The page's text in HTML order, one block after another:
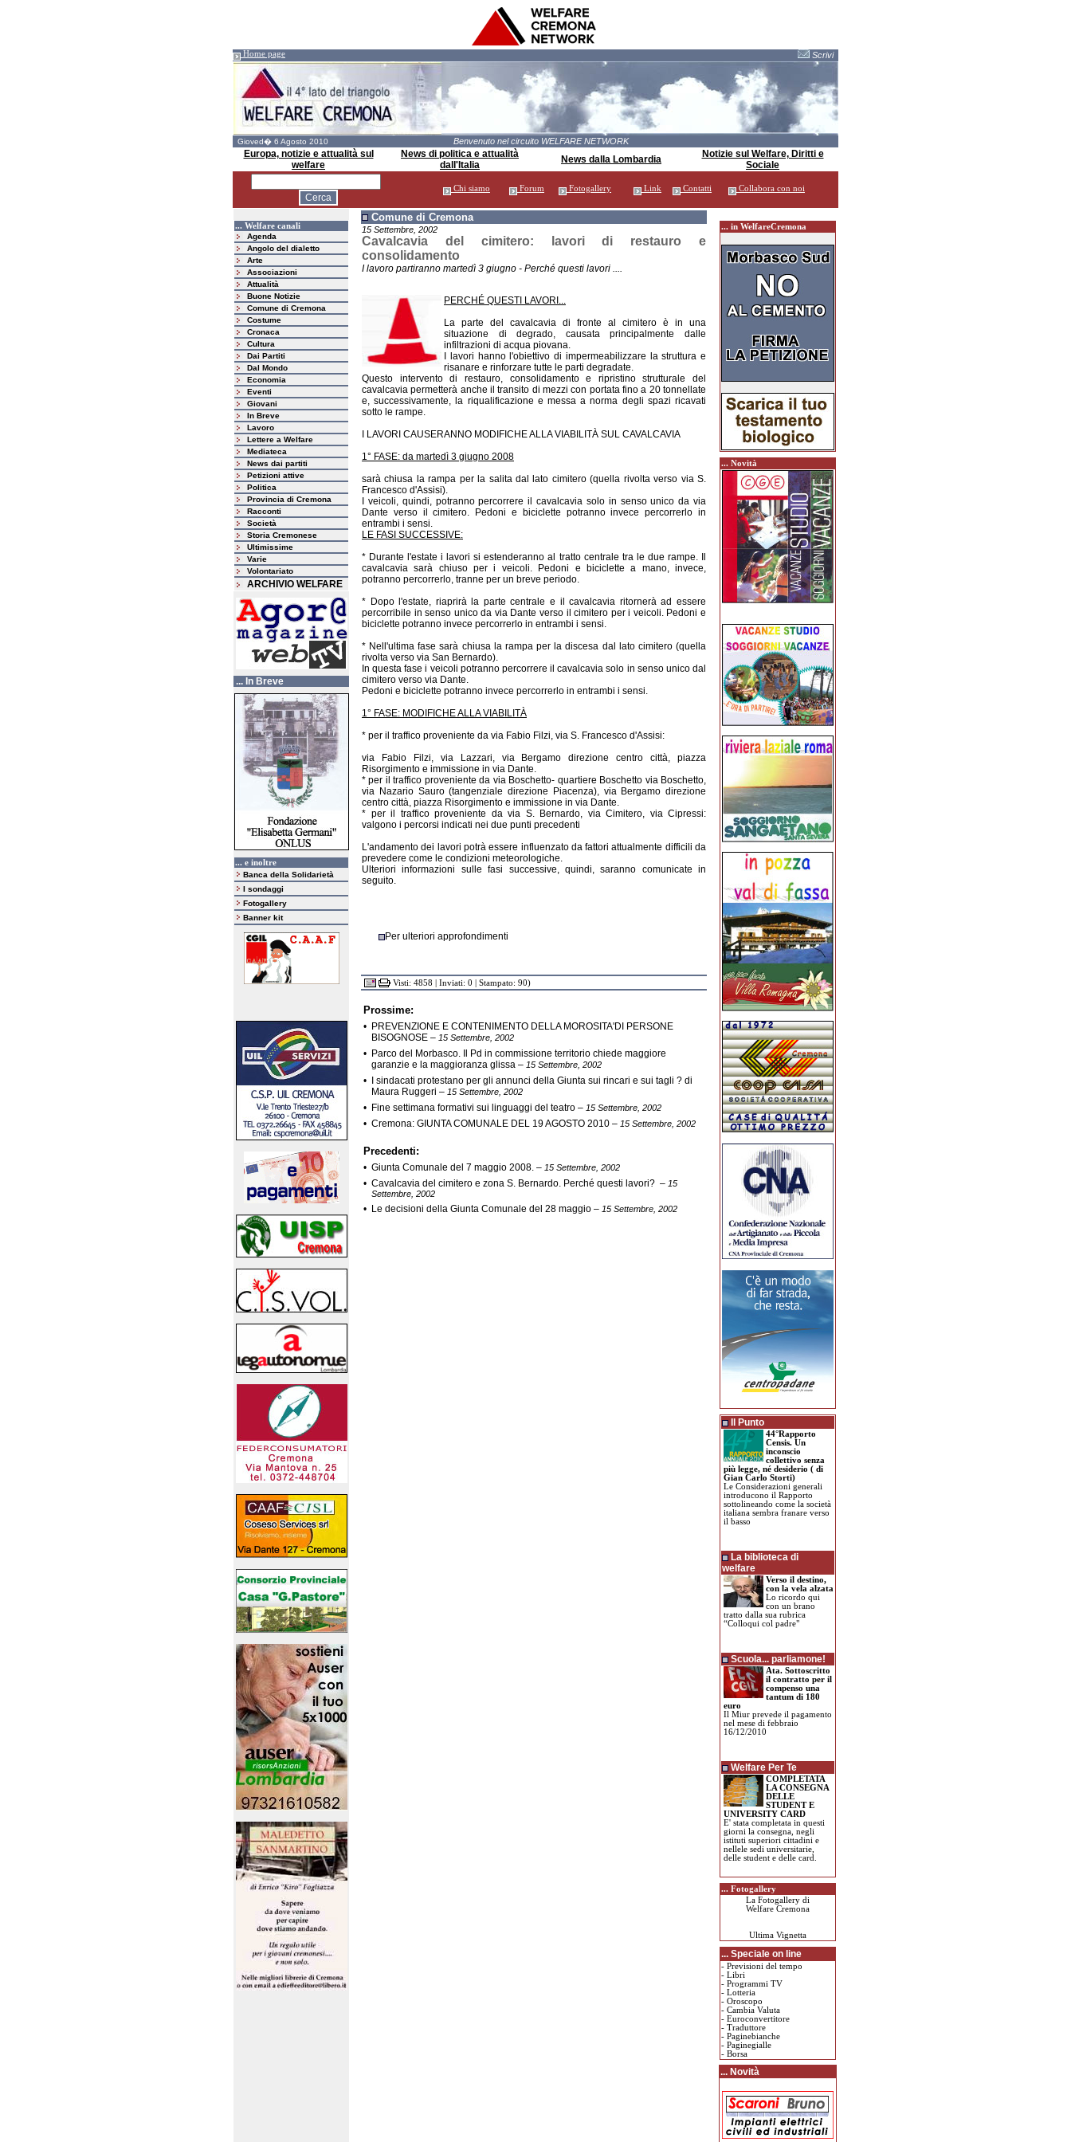
Home page Scrivi
Gioved� 6 Agosto 2010 Benvenuto nel circuito WELFARE NETWORK
Europa, notizie e attualità sul
welfare
News di politica e attualità
dall'Italia
News dalla Lombardia
Notizie sul Welfare, Diritti e
Sociale
Chi siamo Forum Fotogallery Link Contatti Collabora con noi
... Welfare canali
Agenda
Angolo del dialetto
Arte
Associazioni
Attualità
Buone Notizie
Comune di Cremona
Costume
Cronaca
Cultura
Dai Partiti
Dal Mondo
Economia
Eventi
Giovani
In Breve
Lavoro
Lettere a Welfare
Mediateca
News dai partiti
Petizioni attive
Politica
Provincia di Cremona
Racconti
Società
Storia Cremonese
Ultimissime
Varie
Volontariato
ARCHIVIO WELFARE
... In Breve
... e inoltre
Banca della Solidarietà
I sondaggi
Fotogallery
Banner kit
Comune di Cremona
15 Settembre, 2002
Cavalcavia del cimitero: lavori di restauro e
consolidamento
I lavoro partiranno martedì 3 giugno - Perché questi lavori ....
PERCHÉ QUESTI LAVORI...
La parte del cavalcavia di fronte al cimitero è in una
situazione di degrado, causata principalmente dalle
infiltrazioni di acqua piovana.
I lavori hanno l'obiettivo di impermeabilizzare la struttura e
risanare e rinforzare tutte le parti degradate.
Questo intervento di restauro, consolidamento e ripristino strutturale del
cavalcavia permetterà anche il transito di mezzi con portata fino a 20 tonnellate
e, successivamente, la riqualificazione e messa a norma degli spazi ricavati
sotto le rampe.
I LAVORI CAUSERANNO MODIFICHE ALLA VIABILITÀ SUL CAVALCAVIA
1° FASE: da martedì 3 giugno 2008
sarà chiusa la rampa per la salita dal lato cimitero (quella rivolta verso via S.
Francesco d'Assisi).
I veicoli, quindi, potranno percorrere il cavalcavia solo in senso unico da via
Dante verso il cimitero. Pedoni e biciclette potranno invece percorrerlo in
entrambi i sensi.
LE FASI SUCCESSIVE:
* Durante l'estate i lavori si estenderanno al tratto centrale tra le due rampe. Il
cavalcavia sarà chiuso per i veicoli. Pedoni e biciclette a mano, invece,
potranno percorrerlo, tranne per un breve periodo.
* Dopo l'estate, riaprirà la parte centrale e il cavalcavia ritornerà ad essere
percorribile in senso unico da via Dante verso il cimitero per i veicoli. Pedoni e
biciclette potranno invece percorrerlo in entrambi i sensi.
* Nell'ultima fase sarà chiusa la rampa per la discesa dal lato cimitero (quella
rivolta verso via San Bernardo).
In questa fase i veicoli potranno percorrere il cavalcavia solo in senso unico dal
cimitero verso via Dante.
Pedoni e biciclette potranno invece percorrerlo in entrambi i sensi.
1° FASE: MODIFICHE ALLA VIABILITÀ
* per il traffico proveniente da via Fabio Filzi, via S. Francesco d'Assisi:
via Fabio Filzi, via Lazzari, via Bergamo direzione centro città, piazza
Risorgimento e immissione in via Dante.
* per il traffico proveniente da via Boschetto- quartiere Boschetto via Boschetto,
via Nazario Sauro (tangenziale direzione Piacenza), via Bergamo direzione
centro città, piazza Risorgimento e immissione in via Dante.
* per il traffico proveniente da via S. Bernardo, via Cimitero, via Cipressi:
valgono i percorsi indicati nei due punti precedenti
L'andamento dei lavori potrà essere influenzato da fattori attualmente difficili da
prevedere come le condizioni meteorologiche.
Ulteriori informazioni sulle fasi successive, quindi, saranno comunicate in
seguito.
Per ulteriori approfondimenti
Visti: 4858 | Inviati: 0 | Stampato: 90)
Prossime:
• PREVENZIONE E CONTENIMENTO DELLA MOROSITA'DI PERSONE
BISOGNOSE – 15 Settembre, 2002
• Parco del Morbasco. Il Pd in commissione territorio chiede maggiore
garanzie e la maggioranza glissa – 15 Settembre, 2002
•
I sindacati protestano per gli annunci della Giunta sui rincari e sui tagli ? di
Maura Ruggeri – 15 Settembre, 2002
• Fine settimana formativi sui linguaggi del teatro – 15 Settembre, 2002
• Cremona: GIUNTA COMUNALE DEL 19 AGOSTO 2010 – 15 Settembre, 2002
Precedenti:
• Giunta Comunale del 7 maggio 2008. – 15 Settembre, 2002
• Cavalcavia del cimitero e zona S. Bernardo. Perché questi lavori? – 15
Settembre, 2002
• Le decisioni della Giunta Comunale del 28 maggio – 15 Settembre, 2002
... in WelfareCremona
... Novità
Il Punto
44°Rapporto
Censis. Un
inconscio
collettivo senza
più legge, né desiderio ( di
Gian Carlo Storti)
Le Considerazioni generali
introducono il Rapporto
sottolineando come la società
italiana sembra franare verso
il basso
La biblioteca di
welfare
Verso il destino,
con la vela alzata
Lo ricordo qui
con un brano
tratto dalla sua rubrica
“Colloqui col padre"
Scuola... parliamone!
Ata. Sottoscritto
il contratto per il
compenso una
tantum di 180
euro
Il Miur prevede il pagamento
nel mese di febbraio
16/12/2010
Welfare Per Te
COMPLETATA
LA CONSEGNA
DELLE
STUDENT E
UNIVERSITY CARD
E' stata completata in questi
giorni la consegna, negli
istituti superiori cittadini e
nellele sedi universitarie,
delle student e delle card.
... Fotogallery
La Fotogallery di
Welfare Cremona
Ultima Vignetta
... Speciale on line
- Previsioni del tempo
- Libri
- Programmi TV
- Lotteria
- Oroscopo
- Cambia Valuta
- Euroconvertitore
- Traduttore
- Paginebianche
- Paginegialle
- Borsa
... Novità